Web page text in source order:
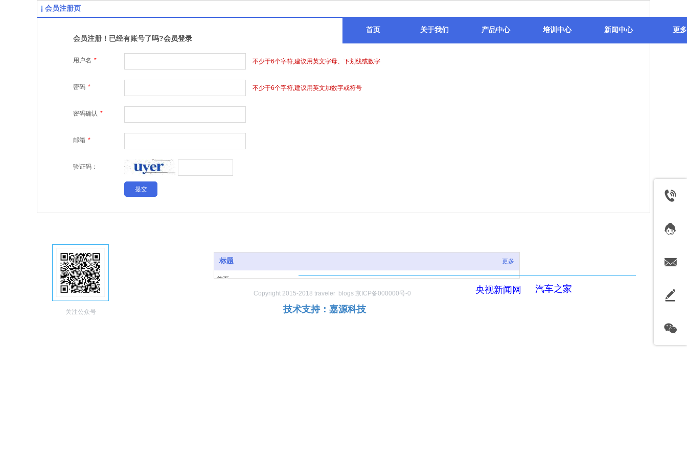
首页 关于我们 产品中心 培训中心 新闻中心 更多
会员注册页
会员注册！已经有账号了吗?会员登录
用户名 * 不少于6个字符,建议用英文字母、下划线或数字
密码 * 不少于6个字符,建议用英文加数字或符号
密码确认 *
邮箱 *
验证码：
标题 更多
首页
关注公众号
Copyright 2015-2018 traveler blogs 京ICP备000000号-0
技术支持：嘉源科技
央视新闻网 汽车之家